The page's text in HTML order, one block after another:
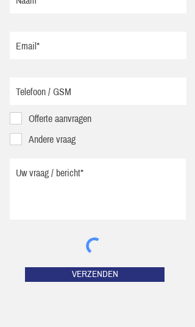
Offerte aanvragen
Andere vraag
VERZENDEN